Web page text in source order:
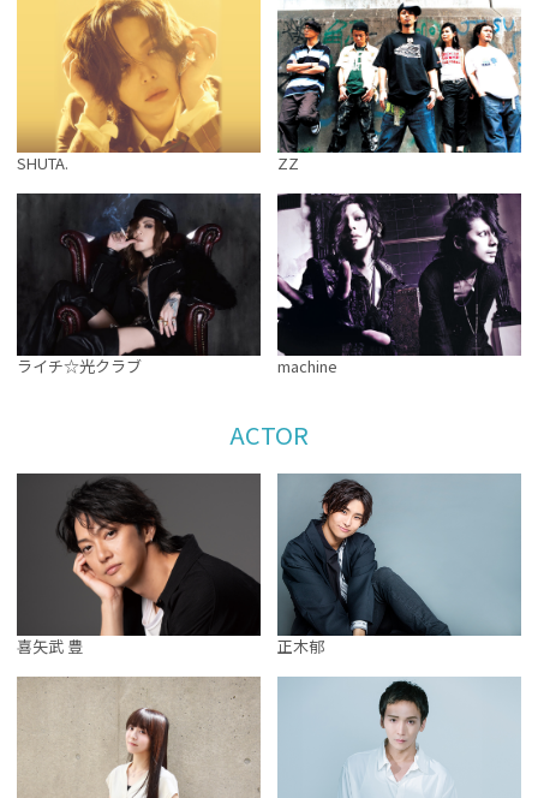
SHUTA. ZZ
ライチ☆光クラブ machine
ACTOR
喜矢武 豊 正木郁